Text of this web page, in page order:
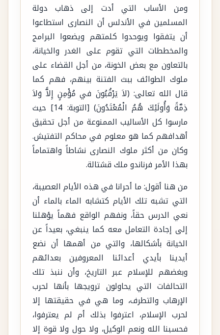
ومن الأساب التي أدت إلى ذهاب دولة
المسلمين في الأندلس أن النصارى استطاعوا
أن يتفقوا ويوحدوا كلمتهم ويضعوا البرامج
والمخططات التي تقوم على الغدر والخيانة،
بالتعاون مع بعض الخونة، من أجل القضاء على
ملوك الطوائف ببث الفتنة بينهم، فهم كما
قال الله تعالى: (لاَ يَرْقُبُونَ في مُؤْمِنٍ إِلاًّ وَلاَ
ذِمَّةً وَأُولَئِكَ هُمُ الْمُعْتَدُونَ) [التوبة: 14] حيث
مارسوا كل الأساليب الممنوعة من أجل تحقيق
أهدافهم كما هو معلوم في محاكم التفتيش.
وكان من أكثر ملوك النصارى نشاطاً واهتماماً
بهذا الأمر فرناندو ملك قشتالة.
من هنا أقول: ما أحرانا في هذه الأيام العصيبة،
التي تشبه تلك الأيام كتشابه الماء بالماء أن
نعي الدرس حقاً، ونفهم الواقع فهماً يؤهلنا
إلى إجادة التعامل معه كما ينبغي، بعيداً عن
الخيانة بأشكالها، والتي من أهمها أن نضع
أيدينا بأيدي أعدائنا المعروفين بعدائهم
وبغضهم للإسلام عبر التاريخ، وأن ننبذ تلك
التحالفات التي يحاولون ترويجها بأنها لحرب
الإرهاب والتطرف، وما هي في حقيقتها إلا
لحرب الإسلام، اعترفوا بذلك أم لم يعترفوا،
فحسبنا الله ونعم الوكيل، ولا حول ولا قوة إلا